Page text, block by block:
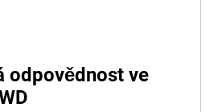
odpovědnost ve